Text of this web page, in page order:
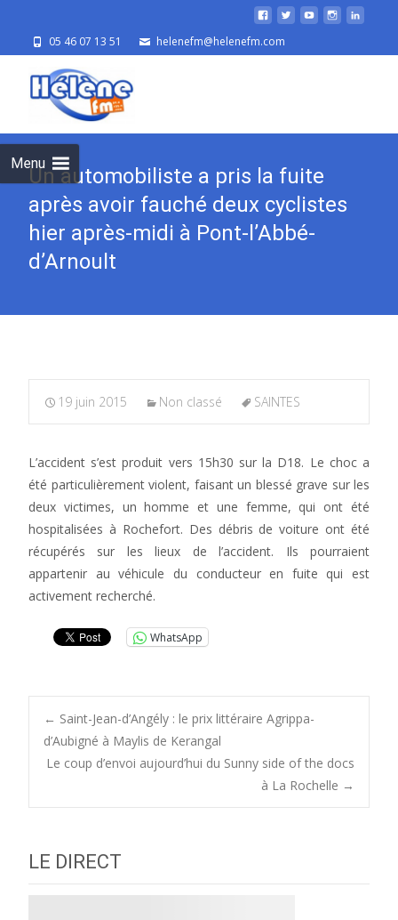
05 46 07 13 51 helenefm@helenefm.com
Menu
Un automobiliste a pris la fuite
après avoir fauché deux cyclistes
hier après-midi à Pont-l’Abbé-
d’Arnoult
19 juin 2015 Non classé SAINTES
L’accident s’est produit vers 15h30 sur la D18. Le choc a
été particulièrement violent, faisant un blessé grave sur les
deux victimes, un homme et une femme, qui ont été
hospitalisées à Rochefort. Des débris de voiture ont été
récupérés sur les lieux de l’accident. Ils pourraient
appartenir au véhicule du conducteur en fuite qui est
activement recherché.
WhatsApp
Post
navigation
← Saint-Jean-d’Angély : le prix littéraire Agrippa-
d’Aubigné à Maylis de Kerangal
Le coup d’envoi aujourd’hui du Sunny side of the docs
à La Rochelle →
LE DIRECT